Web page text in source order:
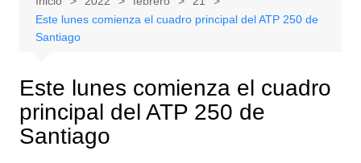
Este lunes comienza el cuadro principal del ATP 250 de
Santiago
Este lunes comienza el cuadro
principal del ATP 250 de
Santiago